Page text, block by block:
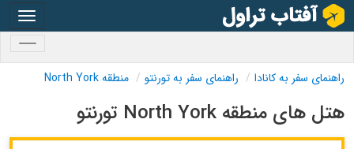
راهنمای سفر به کانادا راهنمای سفر به تورنتو منطقه North York
هتل های منطقه North York تورنتو